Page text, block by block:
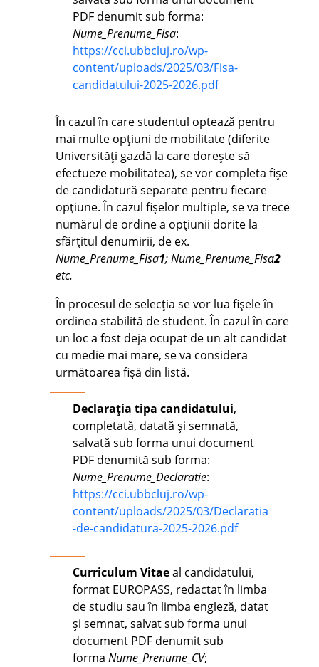
PDF denumit sub forma:
Nume_Prenume_Fisa:
https://cci.ubbcluj.ro/wp-
content/uploads/2025/03/Fisa-
candidatului-2025-2026.pdf
În cazul în care studentul optează pentru
mai multe opțiuni de mobilitate (diferite
Universități gazdă la care dorește să
efectueze mobilitatea), se vor completa fișe
de candidatură separate pentru fiecare
opțiune. În cazul fișelor multiple, se va trece
numărul de ordine a opțiunii dorite la
sfărțitul denumirii, de ex.
Nume_Prenume_Fisa1; Nume_Prenume_Fisa2
etc.
În procesul de selecția se vor lua fișele în
ordinea stabilită de student. În cazul în care
un loc a fost deja ocupat de un alt candidat
cu medie mai mare, se va considera
următoarea fișă din listă.
Declaraţia tipa candidatului,
completată, datată și semnată,
salvată sub forma unui document
PDF denumită sub forma:
Nume_Prenume_Declaratie:
https://cci.ubbcluj.ro/wp-
content/uploads/2025/03/Declaratia
-de-candidatura-2025-2026.pdf
Curriculum Vitaeal candidatului,
format EUROPASS, redactat în limba
de studiu sau în limba engleză, datat
și semnat, salvat sub forma unui
document PDF denumit sub
forma Nume_Prenume_CV;